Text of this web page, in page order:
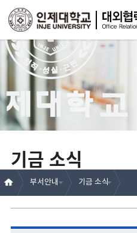
기금 소식
부서안내 기금 소식